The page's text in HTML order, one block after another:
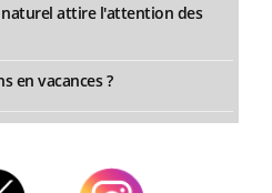
naturel attire l'attention des
en vacances ?